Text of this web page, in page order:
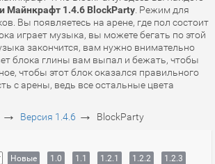
Майнкрафт 1.4.6 BlockParty . Режим для
Вы появляетесь на арене, где пол состоит
играет музыка, вы можете бегать по этой
закончится, вам нужно внимательно
блока глины вам выпал и бежать, чтобы
чтобы этот блок оказался правильного
с арены, ведь все остальные цвета
→ Версия 1.4.6 → BlockParty
Новые 1.0 1.1 1.2.1 1.2.2
1.2.3